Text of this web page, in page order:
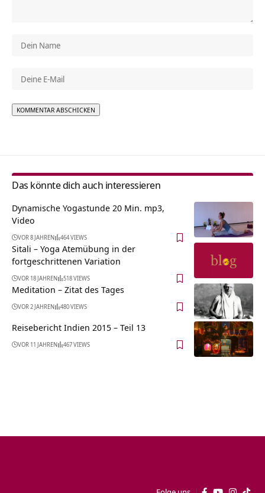
Das könnte dich auch interessieren
Dynamische Yogastunde 20 Min. mp3,
Video
VOR 8 JAHREN 464 VIEWS
Sitali – Yoga Atemübung in der
fortgeschrittenen Variation
VOR 18 JAHREN 518 VIEWS
Meditation – Zitat des Tages
VOR 2 JAHREN 480 VIEWS
Reisebericht Indien 2015 – Teil 13
VOR 11 JAHREN 467 VIEWS